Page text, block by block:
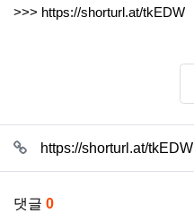
>>> https://shorturl.at/tkEDW
관련자료
https://shorturl.at/tkEDW
댓글 0